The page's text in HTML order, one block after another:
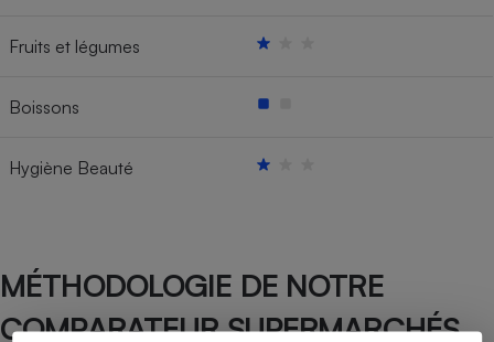
Fruits et légumes
Boissons
Hygiène Beauté
MÉTHODOLOGIE DE NOTRE
COMPARATEUR SUPERMARCHÉS